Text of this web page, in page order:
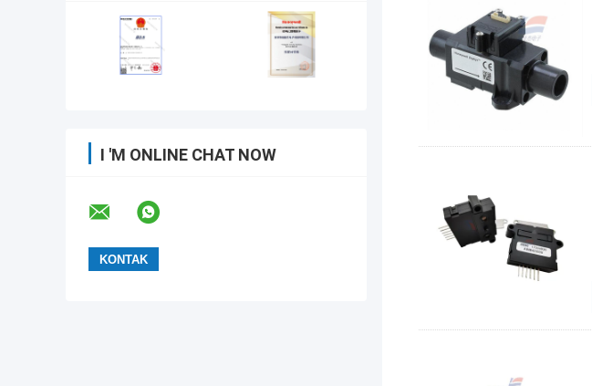
I 'M ONLINE CHAT NOW